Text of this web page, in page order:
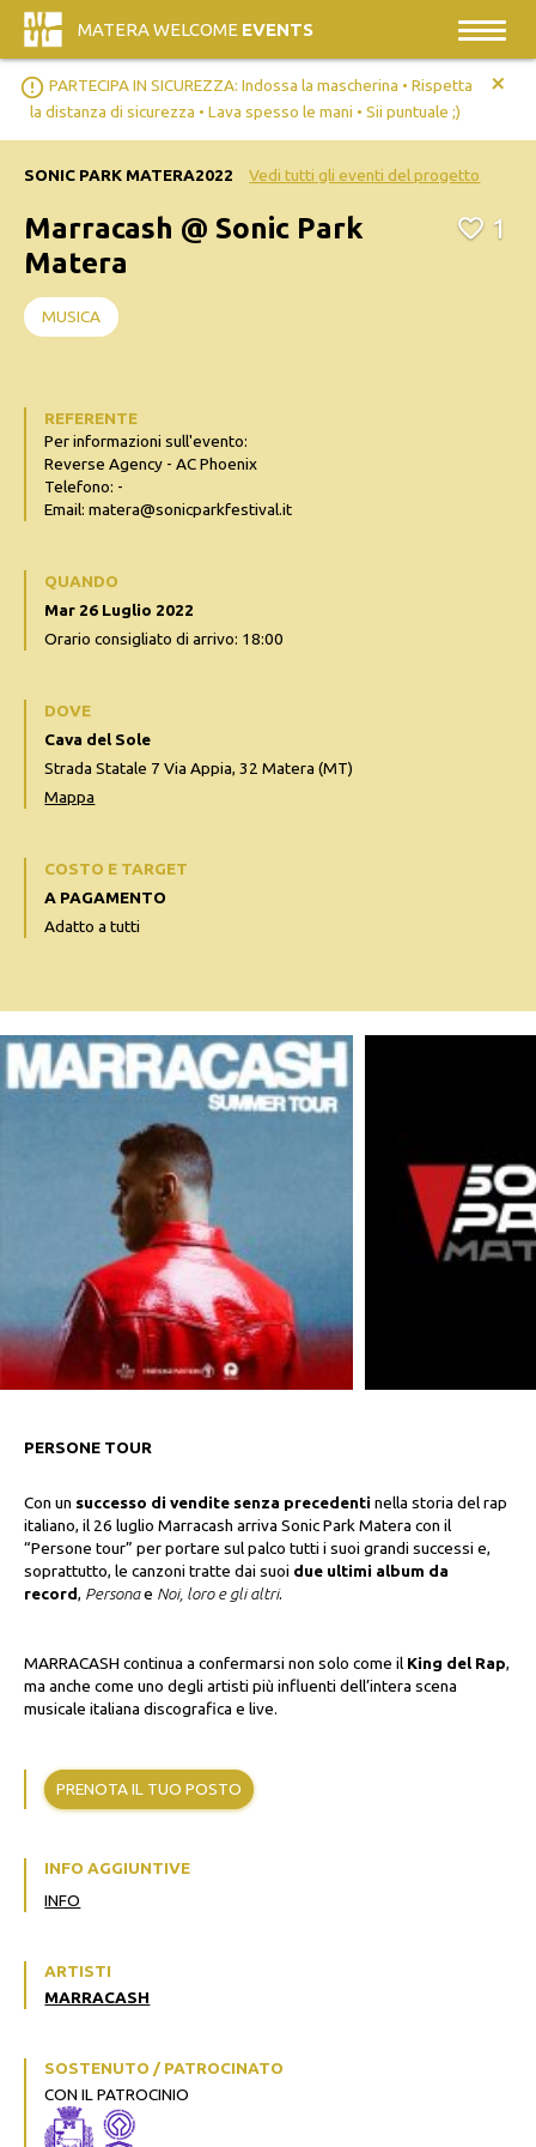
MATERA WELCOME EVENTS
error_outline PARTECIPA IN SICUREZZA: Indossa la mascherina • Rispetta
la distanza di sicurezza • Lava spesso le mani • Sii puntuale ;)
+
PERSONE TOUR
Con un successo di vendite senza precedentinella storia del rap
italiano, il 26 luglio Marracash arriva Sonic Park Matera con il
“Persone tour” per portare sul palco tutti i suoi grandi successi e,
soprattutto, le canzoni tratte dai suoi due ultimi album da
record, Personae Noi, loro e gli altri.
MARRACASH continua a confermarsi non solo come il King del Rap,
ma anche come uno degli artisti più influenti dell’intera scena
musicale italiana discografica e live.
PRENOTA IL TUO POSTO
INFO AGGIUNTIVE
INFO
ARTISTI
MARRACASH
SOSTENUTO / PATROCINATO
CON IL PATROCINIO
SONIC PARK MATERA2022 Vedi tutti gli eventi del progetto
Marracash @ Sonic Park
Matera
1
MUSICA
REFERENTE
Per informazioni sull'evento:
Reverse Agency - AC Phoenix
Telefono: -
Email: matera@sonicparkfestival.it
QUANDO
Mar 26 Luglio 2022
Orario consigliato di arrivo: 18:00
DOVE
Cava del Sole
Strada Statale 7 Via Appia, 32 Matera (MT)
Mappa
COSTO E TARGET
A PAGAMENTO
Adatto a tutti